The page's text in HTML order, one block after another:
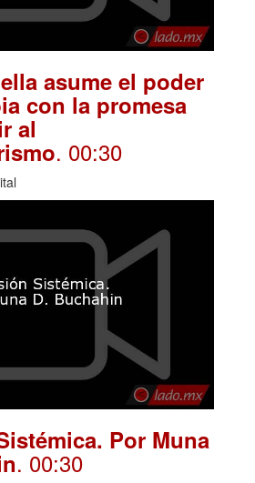
asume el poder
con la promesa
al
. 00:30
Por Muna
. 00:30